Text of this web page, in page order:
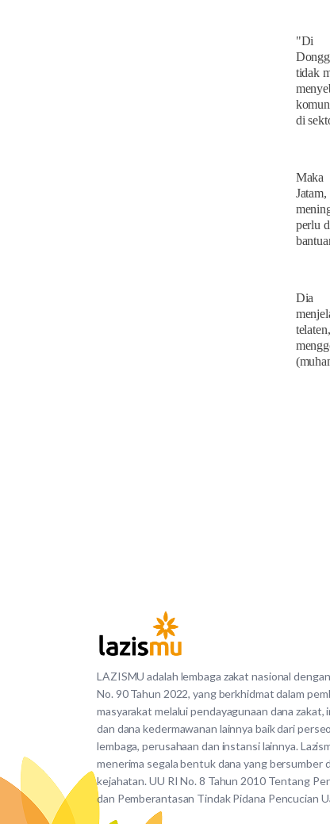
"Di
tidak
di
Maka
perlu
Dia
LAZISMU adalah lembaga zakat nasional
No. 90 Tahun 2022, yang berkhidmat dalam
masyarakat melalui pendayagunaan dana zakat,
dan dana kedermawanan lainnya baik dari
lembaga, perusahaan dan instansi lainnya.
menerima segala bentuk dana yang bersumber
kejahatan. UU RI No. 8 Tahun 2010 Tentang
dan Pemberantasan Tindak Pidana Pencucian